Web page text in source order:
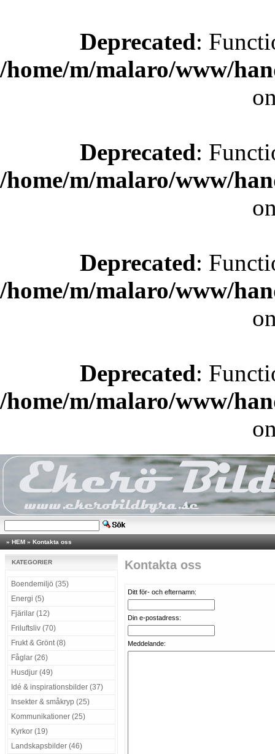
Deprecated:
/home/m/malaro/www/
Deprecated:
/home/m/malaro/www/
Deprecated:
/home/m/malaro/www/
Deprecated:
/home/m/malaro/www/
» HEM » Kontakta oss
KATEGORIER
Boendemiljö (35)
Energi (5)
Fjärilar (12)
Friluftsliv (70)
Frukt & Grönt (8)
Fåglar (26)
Husdjur (49)
Idé & inspirationsbilder (37)
Insekter & småkryp (25)
Kommunikationer (25)
Kyrkor (19)
Landskapsbilder (46)
Kontakta oss
Ditt för- och efternamn:
Din e-postadress:
Meddelande: